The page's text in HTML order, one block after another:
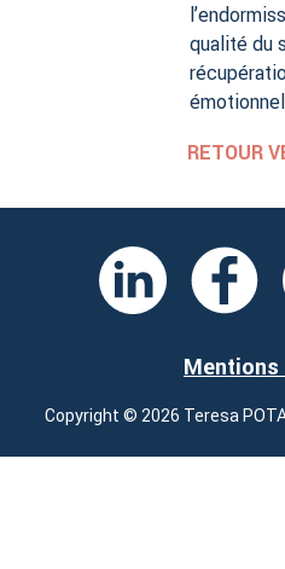
qualité du
RETOUR
Mentions
Copyright © 2026 Teresa